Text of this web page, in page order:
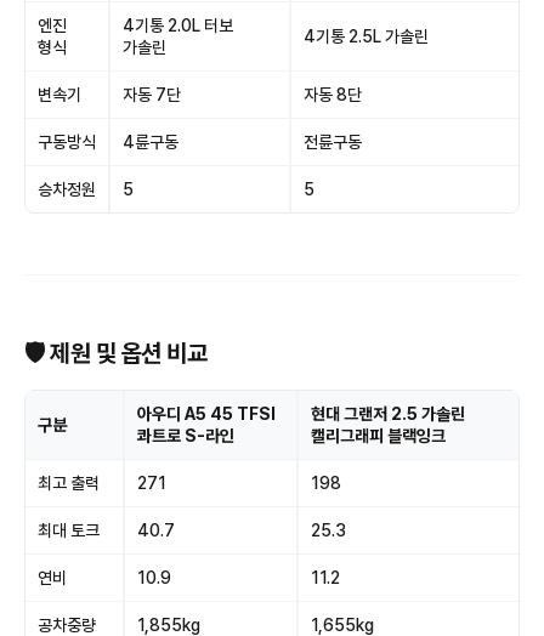
엔진
형식
4기통 2.0L 터보
가솔린
4기통 2.5L 가솔린
변속기 자동 7단 자동 8단
구동방식 4륜구동 전륜구동
승차정원 5 5
🛡 제원 및 옵션 비교
구분
아우디 A5 45 TFSI
콰트로 S-라인
현대 그랜저 2.5 가솔린
캘리그래피 블랙잉크
최고 출력 271 198
최대 토크 40.7 25.3
연비 10.9 11.2
공차중량 1,855kg 1,655kg